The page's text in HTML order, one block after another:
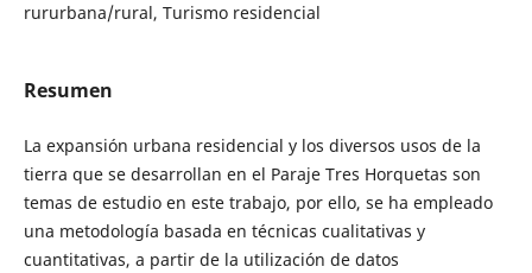
rururbana/rural, Turismo residencial
Resumen
La expansión urbana residencial y los diversos usos de la
tierra que se desarrollan en el Paraje Tres Horquetas son
temas de estudio en este trabajo, por ello, se ha empleado
una metodología basada en técnicas cualitativas y
cuantitativas, a partir de la utilización de datos